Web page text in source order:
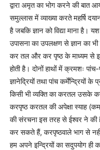
द्वारा अमृत का भोग करने की बात
समुल्लास में व्याख्या करते महर्षि
है जबकि ज्ञान को विद्या माना है।
उपासना का उपलक्षण से ज्ञान का भी
कर तल और कर पृष्ठ के माध्यम से
होती है। दोनों हाथों में क्रमशः
ज्ञानेद्रियों तथा पांच कर्मेंन्द्रियों
किसी भी व्यक्ति का करतल उसके
करपृष्ठ करतल की अपेक्षा स्याह
की संरचना इस तरह से ईश्वर ने
कर सकते हैं, करपृष्ठवाले भाग से
हम अपने इन्द्रियों का सदुपयोग ही